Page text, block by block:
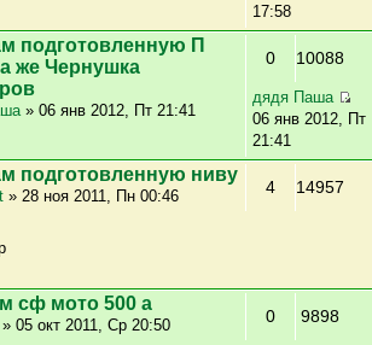
17:58
подготовленную П
же Чернушка
» 06 янв 2012, Пт 21:41
0 10088
дядя Паша
06 янв 2012, Пт
21:41
подготовленную ниву
» 28 ноя 2011, Пн 00:46 4 14957
сф мото 500 а
05 окт 2011, Ср 20:50 0 9898